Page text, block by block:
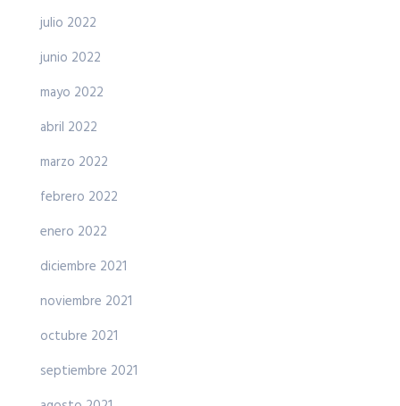
julio 2022
junio 2022
mayo 2022
abril 2022
marzo 2022
febrero 2022
enero 2022
diciembre 2021
noviembre 2021
octubre 2021
septiembre 2021